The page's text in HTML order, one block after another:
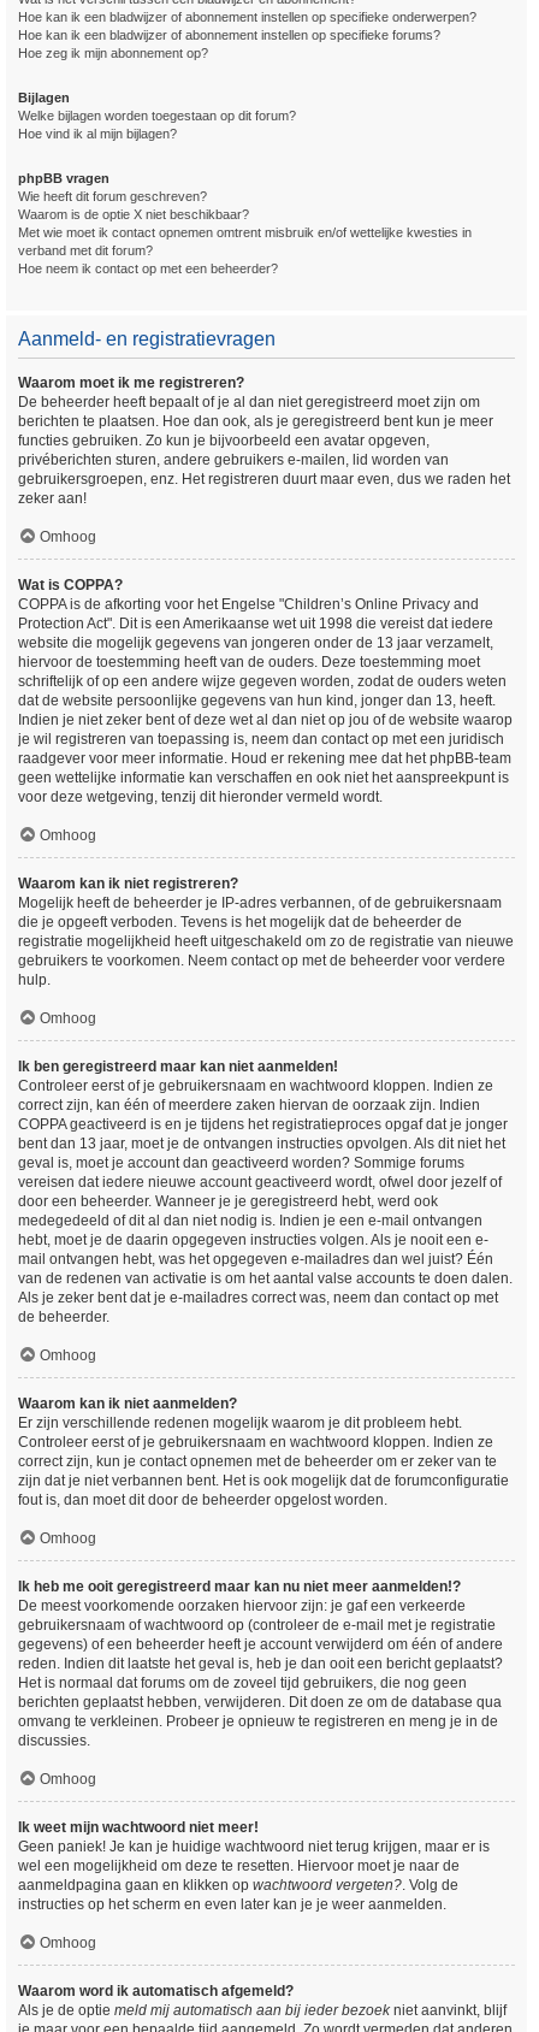
Hoe kan ik een bladwijzer of abonnement instellen op specifieke onderwerpen?
Hoe kan ik een bladwijzer of abonnement instellen op specifieke forums?
Hoe zeg ik mijn abonnement op?
Bijlagen
Welke bijlagen worden toegestaan op dit forum?
Hoe vind ik al mijn bijlagen?
phpBB vragen
Wie heeft dit forum geschreven?
Waarom is de optie X niet beschikbaar?
Met wie moet ik contact opnemen omtrent misbruik en/of wettelijke kwesties in
verband met dit forum?
Hoe neem ik contact op met een beheerder?
Aanmeld- en registratievragen
Waarom moet ik me registreren?
De beheerder heeft bepaalt of je al dan niet geregistreerd moet zijn om
berichten te plaatsen. Hoe dan ook, als je geregistreerd bent kun je meer
functies gebruiken. Zo kun je bijvoorbeeld een avatar opgeven,
privéberichten sturen, andere gebruikers e-mailen, lid worden van
gebruikersgroepen, enz. Het registreren duurt maar even, dus we raden het
zeker aan!
Omhoog
Wat is COPPA?
COPPA is de afkorting voor het Engelse "Children’s Online Privacy and
Protection Act". Dit is een Amerikaanse wet uit 1998 die vereist dat iedere
website die mogelijk gegevens van jongeren onder de 13 jaar verzamelt,
hiervoor de toestemming heeft van de ouders. Deze toestemming moet
schriftelijk of op een andere wijze gegeven worden, zodat de ouders weten
dat de website persoonlijke gegevens van hun kind, jonger dan 13, heeft.
Indien je niet zeker bent of deze wet al dan niet op jou of de website waarop
je wil registreren van toepassing is, neem dan contact op met een juridisch
raadgever voor meer informatie. Houd er rekening mee dat het phpBB-team
geen wettelijke informatie kan verschaffen en ook niet het aanspreekpunt is
voor deze wetgeving, tenzij dit hieronder vermeld wordt.
Omhoog
Waarom kan ik niet registreren?
Mogelijk heeft de beheerder je IP-adres verbannen, of de gebruikersnaam
die je opgeeft verboden. Tevens is het mogelijk dat de beheerder de
registratie mogelijkheid heeft uitgeschakeld om zo de registratie van nieuwe
gebruikers te voorkomen. Neem contact op met de beheerder voor verdere
hulp.
Omhoog
Ik ben geregistreerd maar kan niet aanmelden!
Controleer eerst of je gebruikersnaam en wachtwoord kloppen. Indien ze
correct zijn, kan één of meerdere zaken hiervan de oorzaak zijn. Indien
COPPA geactiveerd is en je tijdens het registratieproces opgaf dat je jonger
bent dan 13 jaar, moet je de ontvangen instructies opvolgen. Als dit niet het
geval is, moet je account dan geactiveerd worden? Sommige forums
vereisen dat iedere nieuwe account geactiveerd wordt, ofwel door jezelf of
door een beheerder. Wanneer je je geregistreerd hebt, werd ook
medegedeeld of dit al dan niet nodig is. Indien je een e-mail ontvangen
hebt, moet je de daarin opgegeven instructies volgen. Als je nooit een e-
mail ontvangen hebt, was het opgegeven e-mailadres dan wel juist? Één
van de redenen van activatie is om het aantal valse accounts te doen dalen.
Als je zeker bent dat je e-mailadres correct was, neem dan contact op met
de beheerder.
Omhoog
Waarom kan ik niet aanmelden?
Er zijn verschillende redenen mogelijk waarom je dit probleem hebt.
Controleer eerst of je gebruikersnaam en wachtwoord kloppen. Indien ze
correct zijn, kun je contact opnemen met de beheerder om er zeker van te
zijn dat je niet verbannen bent. Het is ook mogelijk dat de forumconfiguratie
fout is, dan moet dit door de beheerder opgelost worden.
Omhoog
Ik heb me ooit geregistreerd maar kan nu niet meer aanmelden!?
De meest voorkomende oorzaken hiervoor zijn: je gaf een verkeerde
gebruikersnaam of wachtwoord op (controleer de e-mail met je registratie
gegevens) of een beheerder heeft je account verwijderd om één of andere
reden. Indien dit laatste het geval is, heb je dan ooit een bericht geplaatst?
Het is normaal dat forums om de zoveel tijd gebruikers, die nog geen
berichten geplaatst hebben, verwijderen. Dit doen ze om de database qua
omvang te verkleinen. Probeer je opnieuw te registreren en meng je in de
discussies.
Omhoog
Ik weet mijn wachtwoord niet meer!
Geen paniek! Je kan je huidige wachtwoord niet terug krijgen, maar er is
wel een mogelijkheid om deze te resetten. Hiervoor moet je naar de
aanmeldpagina gaan en klikken op wachtwoord vergeten?. Volg de
instructies op het scherm en even later kan je je weer aanmelden.
Omhoog
Waarom word ik automatisch afgemeld?
Als je de optie meld mij automatisch aan bij ieder bezoekniet aanvinkt, blijf